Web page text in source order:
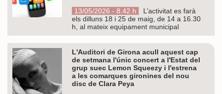
13/05/2026 - 8.42 h
L’activitat es farà
els dilluns 18 i 25 de maig, de 14 a 16.30
h, al mateix equipament municipal
L'Auditori de Girona acull aquest cap
de setmana l'únic concert a l'Estat del
grup suec Lemon Squeezy i l'estrena
a les comarques gironines del nou
disc de Clara Peya